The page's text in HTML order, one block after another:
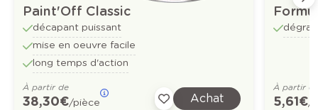
Paint'Off Classic
décapant puissant
mise en oeuvre facile
long temps d'action
À partir de
38,30 €/pièce Achat
À partir
5,61 €/